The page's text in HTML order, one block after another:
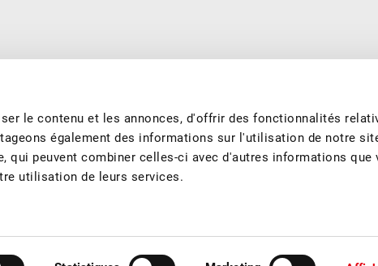
le contenu et les annonces, d'offrir des fonctionnalités
également des informations sur l'utilisation de notre
qui peuvent combiner celles-ci avec d'autres informations que
utilisation de leurs services.
Sponsoring